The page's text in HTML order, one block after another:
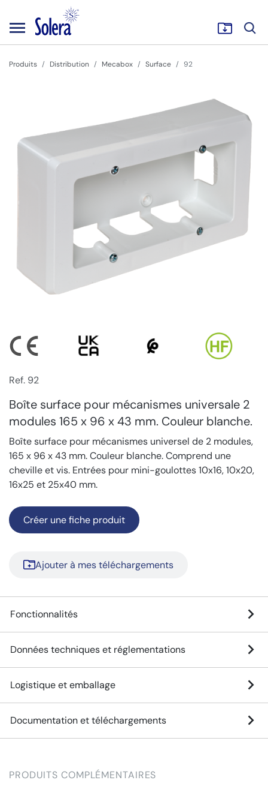
Produits Distribution Mecabox Surface 92
Ref. 92
Boîte surface pour mécanismes universale 2
modules 165 x 96 x 43 mm. Couleur blanche.
Boîte surface pour mécanismes universel de 2 modules,
165 x 96 x 43 mm. Couleur blanche. Comprend une
cheville et vis. Entrées pour mini-goulottes 10x16, 10x20,
16x25 et 25x40 mm.
Créer une fiche produit
Ajouter à mes téléchargements
Fonctionnalités
Données techniques et réglementations
Logistique et emballage
Documentation et téléchargements
PRODUITS COMPLÉMENTAIRES